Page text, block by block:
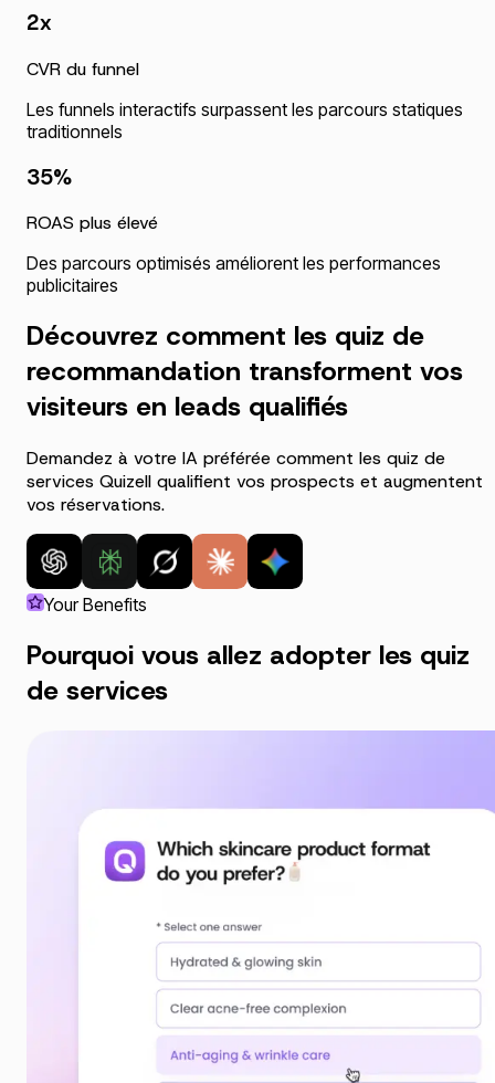
2x
CVR du funnel
Les funnels interactifs surpassent les parcours statiques
traditionnels
35%
ROAS plus élevé
Des parcours optimisés améliorent les performances
publicitaires
Découvrez comment les quiz de
recommandation transforment vos
visiteurs en leads qualifiés
Demandez à votre IA préférée comment les quiz de
services Quizell qualifient vos prospects et augmentent
vos réservations.
Your Benefits
Pourquoi vous allez adopter les quiz
de services